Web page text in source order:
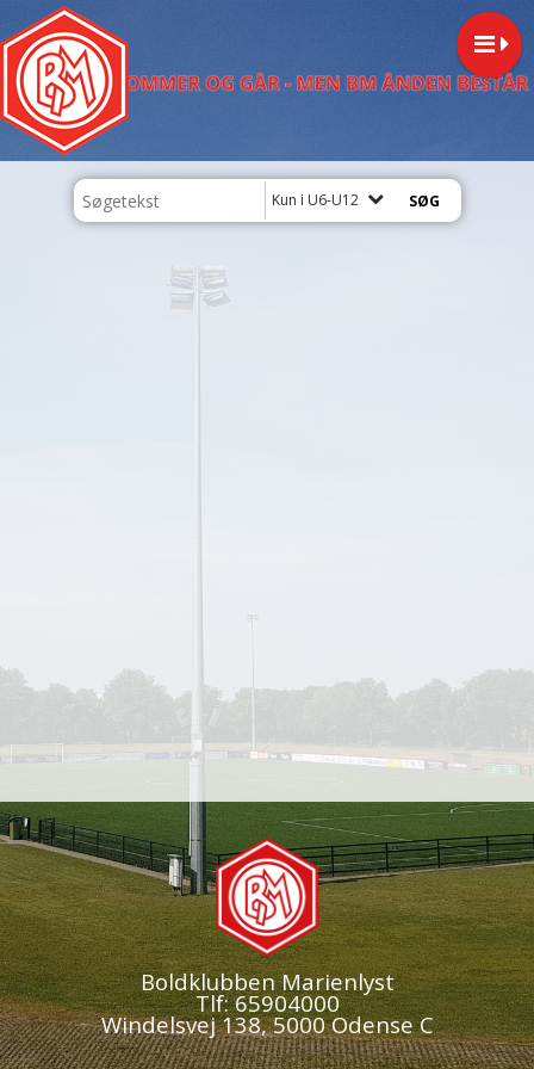
Kun i U6-U12
Boldklubben Marienlyst
Tlf: 65904000
Windelsvej 138, 5000 Odense C